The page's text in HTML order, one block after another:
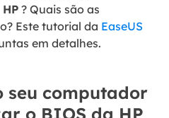
? Quais são as
Este tutorial da EaseUS
em detalhes.
seu computador